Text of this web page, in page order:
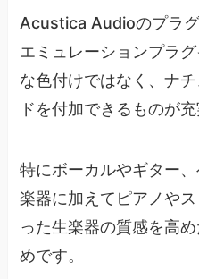
Acustica Audioのプラ
エミュレーションプラ
な色付けではなく、ナ
ドを付加できるものが充
特にボーカルやギター
楽器に加えてピアノや
った生楽器の質感を高
めです。